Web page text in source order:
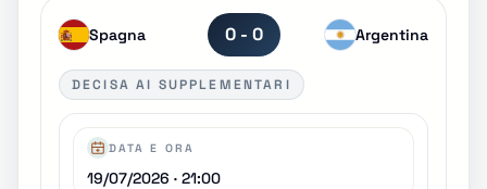
Spagna 0 - 0 Argentina
DECISA AI SUPPLEMENTARI
DATA E ORA
19/07/2026 · 21:00